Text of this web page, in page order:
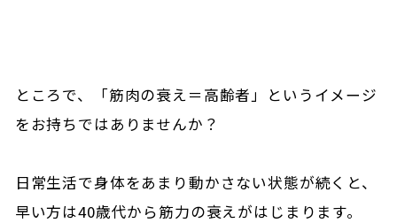
ところで、「筋肉の衰え＝高齢者」というイメージ
をお持ちではありませんか？
日常生活で身体をあまり動かさない状態が続くと、
早い方は40歳代から筋力の衰えがはじまります。